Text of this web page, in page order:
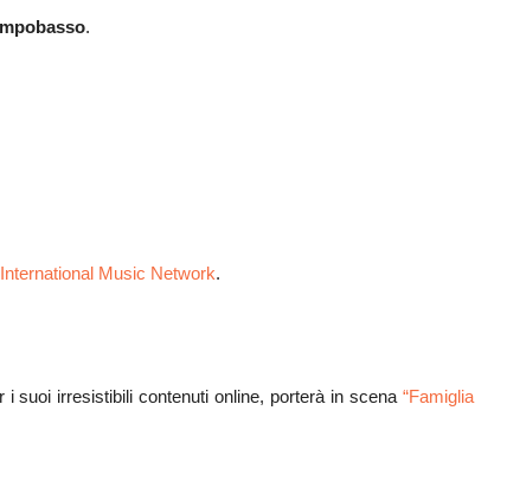
.
Music Network.
i suoi irresistibili contenuti online, porterà in scena “Famiglia